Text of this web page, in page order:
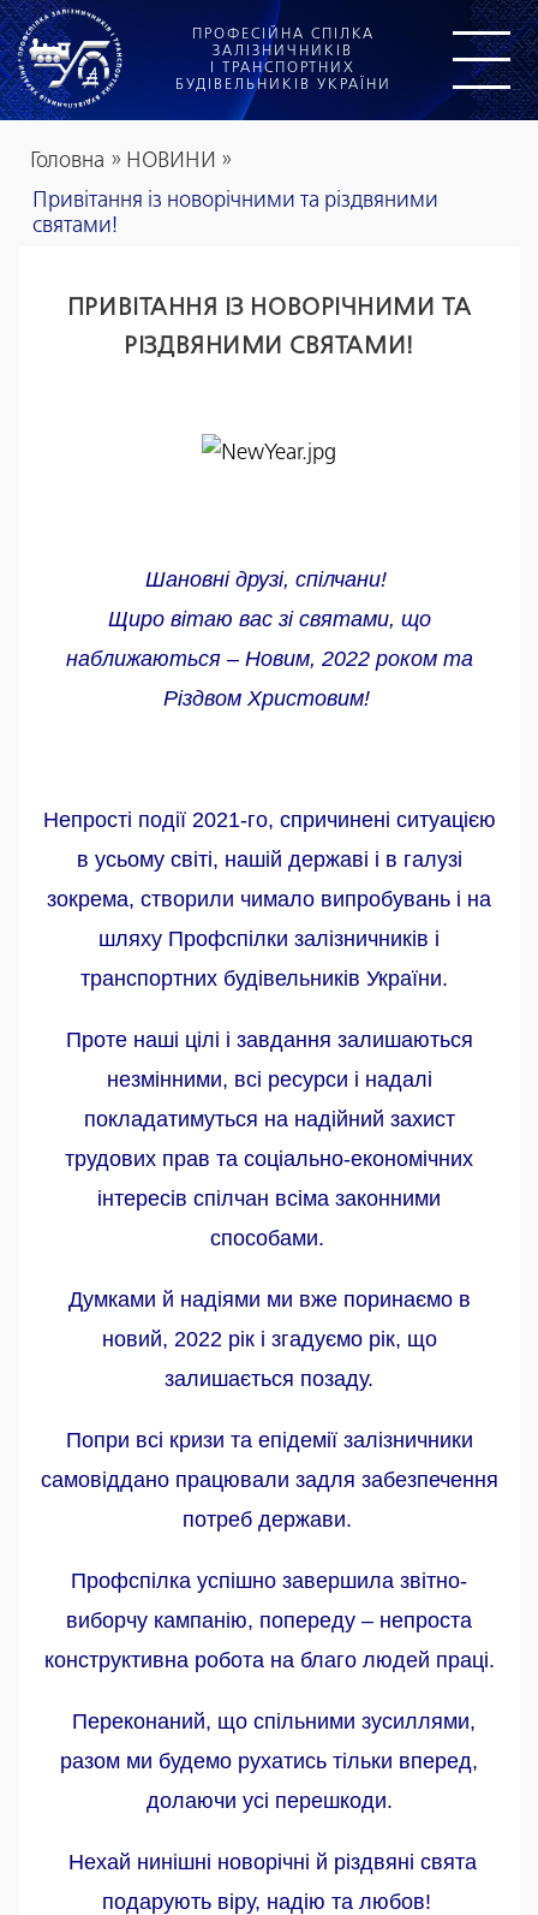
ПРОФЕСІЙНА СПІЛКА
ЗАЛІЗНИЧНИКІВ
І ТРАНСПОРТНИХ
БУДІВЕЛЬНИКІВ УКРАЇНИ
Головна » НОВИНИ »
Привітання із новорічними та різдвяними
святами!
ПРИВІТАННЯ ІЗ НОВОРІЧНИМИ ТА
РІЗДВЯНИМИ СВЯТАМИ!
Шановні друзі, спілчани!
Щиро вітаю вас зі святами, що
наближаються – Новим, 2022 роком та
Різдвом Христовим!
Непрості події 2021-го, спричинені ситуацією
в усьому світі, нашій державі і в галузі
зокрема, створили чимало випробувань і на
шляху Профспілки залізничників і
транспортних будівельників України.
Проте наші цілі і завдання залишаються
незмінними, всі ресурси і надалі
покладатимуться на надійний захист
трудових прав та соціально-економічних
інтересів спілчан всіма законними
способами.
Думками й надіями ми вже поринаємо в
новий, 2022 рік і згадуємо рік, що
залишається позаду.
Попри всі кризи та епідемії залізничники
самовіддано працювали задля забезпечення
потреб держави.
Профспілка успішно завершила звітно-
виборчу кампанію, попереду – непроста
конструктивна робота на благо людей праці.
Переконаний, що спільними зусиллями,
разом ми будемо рухатись тільки вперед,
долаючи усі перешкоди.
Нехай нинішні новорічні й різдвяні свята
подарують віру, надію та любов!